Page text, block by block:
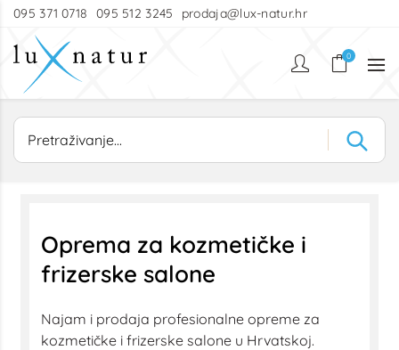
095 371 0718 095 512 3245 prodaja@lux-natur.hr
0
Oprema za kozmetičke i
frizerske salone
Najam i prodaja profesionalne opreme za
kozmetičke i frizerske salone u Hrvatskoj.